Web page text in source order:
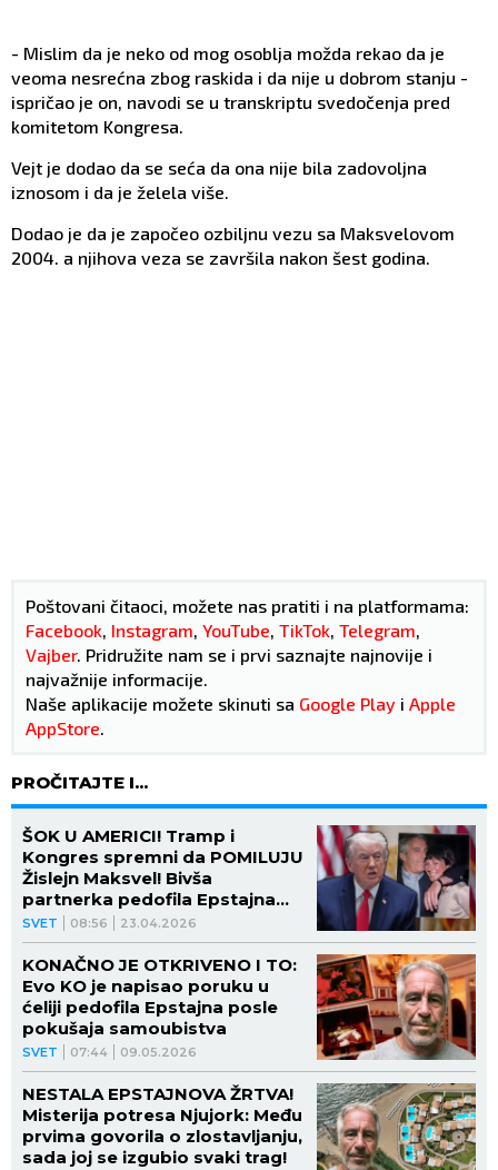
- Mislim da je neko od mog osoblja možda rekao da je
veoma nesrećna zbog raskida i da nije u dobrom stanju -
ispričao je on, navodi se u transkriptu svedočenja pred
komitetom Kongresa.
Vejt je dodao da se seća da ona nije bila zadovoljna
iznosom i da je želela više.
Dodao je da je započeo ozbiljnu vezu sa Maksvelovom
2004. a njihova veza se završila nakon šest godina.
Poštovani čitaoci, možete nas pratiti i na platformama:
Facebook, Instagram, YouTube, TikTok, Telegram,
Vajber. Pridružite nam se i prvi saznajte najnovije i
najvažnije informacije.
Naše aplikacije možete skinuti sa Google Play i Apple
AppStore.
PROČITAJTE I...
SVET 08:56 23.04.2026
ŠOK U AMERICI! Tramp i
Kongres spremni da POMILUJU
Žislejn Maksvel! Bivša
partnerka pedofila Epstajna
čeka NAJBOLJU VEST
SVET 07:44 09.05.2026
KONAČNO JE OTKRIVENO I TO:
Evo KO je napisao poruku u
ćeliji pedofila Epstajna posle
pokušaja samoubistva
NESTALA EPSTAJNOVA ŽRTVA!
Misterija potresa Njujork: Među
prvima govorila o zlostavljanju,
sada joj se izgubio svaki trag!